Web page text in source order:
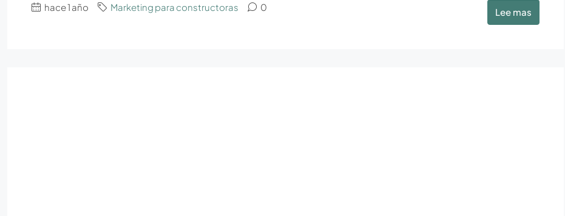
hace 1 año Marketing para constructoras 0 Lee mas